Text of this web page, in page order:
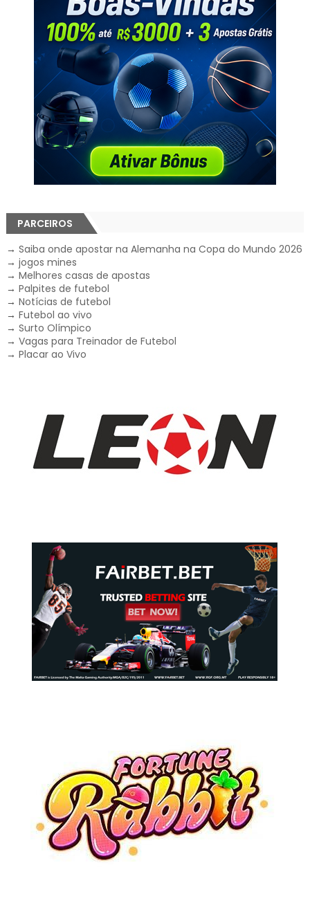
PARCEIROS
→ Saiba onde apostar na Alemanha na Copa do Mundo 2026
→ jogos mines
→ Melhores casas de apostas
→ Palpites de futebol
→ Notícias de futebol
→ Futebol ao vivo
→ Surto Olímpico
→ Vagas para Treinador de Futebol
→ Placar ao Vivo